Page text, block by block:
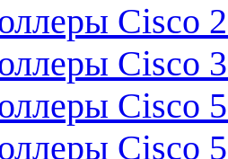
Cisco
Cisco
Cisco
Cisco